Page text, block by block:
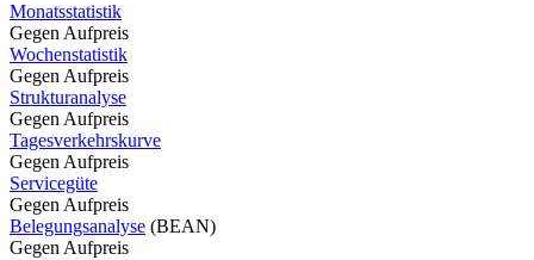
Monatsstatistik
Gegen Aufpreis
Wochenstatistik
Gegen Aufpreis
Strukturanalyse
Gegen Aufpreis
Tagesverkehrskurve
Gegen Aufpreis
Servicegüte
Gegen Aufpreis
Belegungsanalyse (BEAN)
Gegen Aufpreis